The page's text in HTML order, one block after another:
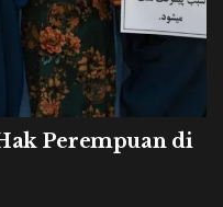
Perempuan di